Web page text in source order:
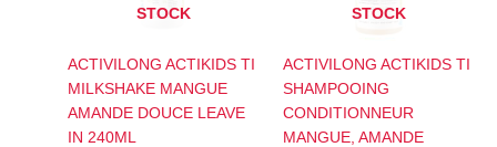
STOCK
ACTIVILONG ACTIKIDS TI
MILKSHAKE MANGUE
AMANDE DOUCE LEAVE
IN 240ML
STOCK
ACTIVILONG ACTIKIDS TI
SHAMPOOING
CONDITIONNEUR
MANGUE, AMANDE